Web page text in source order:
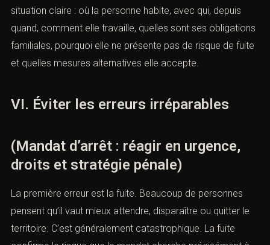
engagement de pointage, attestation d’un employeur ou
d’un proche.
Ces documents doivent être organisés. Un dossier
confus peut nuire à la défense. Il faut présenter au juge
depuis quand, comment elle travaille, quelles sont ses
risque de fuite et quelles mesures alternatives elle
accepte.
VI. Éviter les erreurs irréparables
*
de l'infraction ou tribunal compétent *
*
de la prise de contact